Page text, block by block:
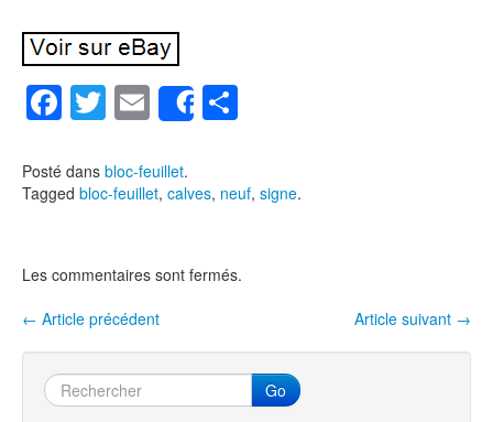
F
c
e
o
o
k
T
tt
er
E
m
ail
Share
ta
g
Posté dans bloc-feuillet.
Tagged bloc-feuillet, calves, neuf, signe.
Les commentaires sont fermés.
Navigation entre les articles
Article suivant →
← Article précédent
Go